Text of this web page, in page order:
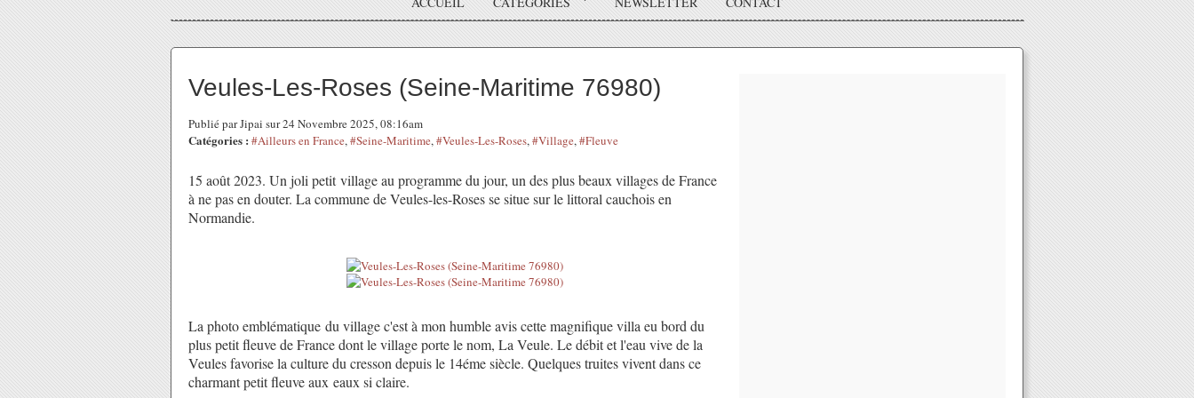
Veules-Les-Roses (Seine-Maritime 76980)
Publié par Jipai sur 24 Novembre 2025, 08:16am
Catégories : #Ailleurs en France,#Seine-Maritime,#Veules-Les-Roses,#Village,#Fleuve
15 août 2023. Un joli petit village au programme du jour, un des plus beaux villages de France
à ne pas en douter. La commune de Veules-les-Roses se situe sur le littoral cauchois en
Normandie.
La photo emblématique du village c'est à mon humble avis cette magnifique villa eu bord du
plus petit fleuve de France dont le village porte le nom, La Veule. Le débit et l'eau vive de la
Veules favorise la culture du cresson depuis le 14éme siècle. Quelques truites vivent dans ce
charmant petit fleuve aux eaux si claire.